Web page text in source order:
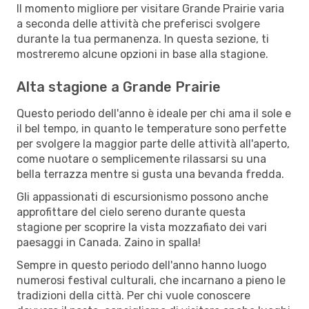
Il momento migliore per visitare Grande Prairie varia
a seconda delle attività che preferisci svolgere
durante la tua permanenza. In questa sezione, ti
mostreremo alcune opzioni in base alla stagione.
Alta stagione a Grande Prairie
Questo periodo dell'anno è ideale per chi ama il sole e
il bel tempo, in quanto le temperature sono perfette
per svolgere la maggior parte delle attività all'aperto,
come nuotare o semplicemente rilassarsi su una
bella terrazza mentre si gusta una bevanda fredda.
Gli appassionati di escursionismo possono anche
approfittare del cielo sereno durante questa
stagione per scoprire la vista mozzafiato dei vari
paesaggi in Canada. Zaino in spalla!
Sempre in questo periodo dell'anno hanno luogo
numerosi festival culturali, che incarnano a pieno le
tradizioni della città. Per chi vuole conoscere